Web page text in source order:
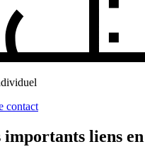
contact
importants liens